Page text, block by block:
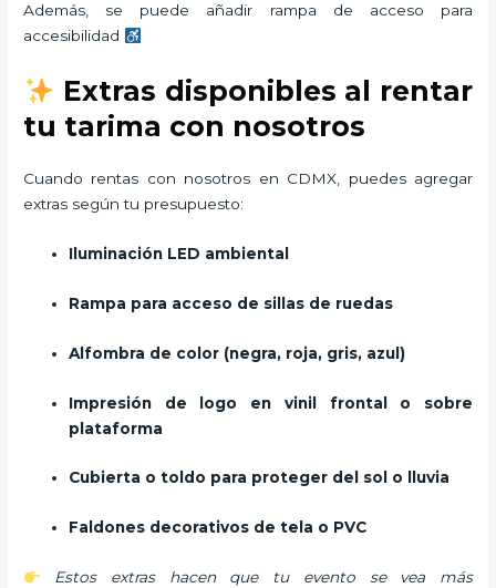
Además, se puede añadir rampa de acceso para
accesibilidad
Extras disponibles al rentar
tu tarima con nosotros
Cuando rentas con nosotros en CDMX, puedes agregar
extras según tu presupuesto:
Iluminación LED ambiental
Rampa para acceso de sillas de ruedas
Alfombra de color (negra, roja, gris, azul)
Impresión de logo en vinil frontal o sobre
plataforma
Cubierta o toldo para proteger del sol o lluvia
Faldones decorativos de tela o PVC
Estos extras hacen que tu evento se vea más